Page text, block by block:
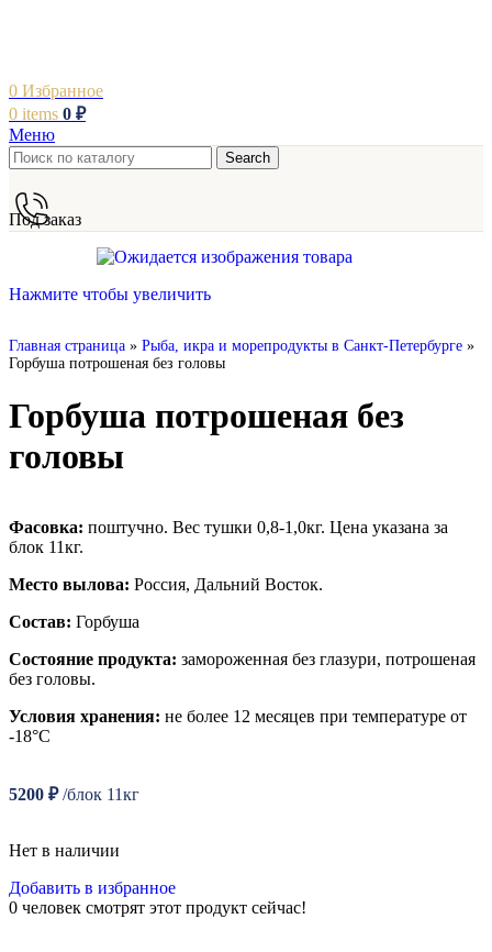
0 Избранное
0 items 0 ₽
Меню
Search
Под заказ
Нажмите чтобы увеличить
Главная страница » Рыба, икра и морепродукты в Санкт-Петербурге »
Горбуша потрошеная без головы
Горбуша потрошеная без
головы
Фасовка: поштучно. Вес тушки 0,8-1,0кг. Цена указана за
блок 11кг.
Место вылова: Россия, Дальний Восток.
Состав: Горбуша
Состояние продукта: замороженная без глазури, потрошеная
без головы.
Условия хранения: не более 12 месяцев при температуре от
-18°С
5200 ₽ /блок 11кг
Нет в наличии
Добавить в избранное
0 человек смотрят этот продукт сейчас!